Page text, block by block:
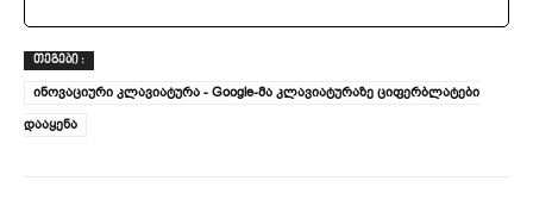
ᲗᲔᲒᲔᲑᲘ :
ინოვაციური კლავიატურა - Google-მა კლავიატურაზე ციფერბლატები
დააყენა